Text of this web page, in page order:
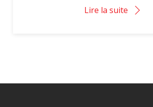
Lire la suite